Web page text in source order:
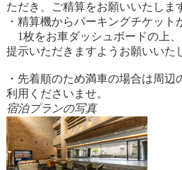
ただき、ご精算をお願いいたしま
・精算機からパーキングチケット
1枚をお車ダッシュボードの上
提示いただきますようお願いいた
・先着順のため満車の場合は周
利用くださいませ。
宿泊プランの写真